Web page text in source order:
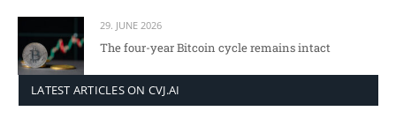
29. JUNE 2026
The four-year Bitcoin cycle remains intact
LATEST ARTICLES ON CVJ.AI